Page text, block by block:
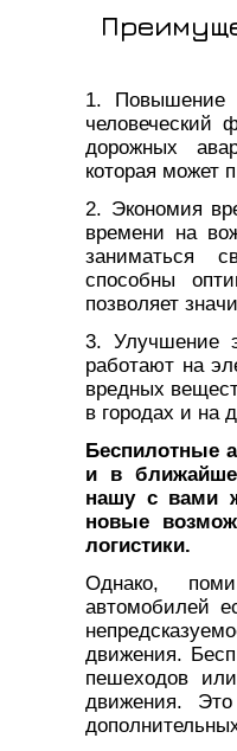
1. Повышение
человеческий
дорожных
которая может
2. Экономия
времени на
заниматься
способны
позволяет
3. Улучшение
работают на
вредных
в городах и на
Беспилотные
и в
нашу с вами
новые
логистики.
Однако,
автомобилей
движения.
пешеходов
движения. Это